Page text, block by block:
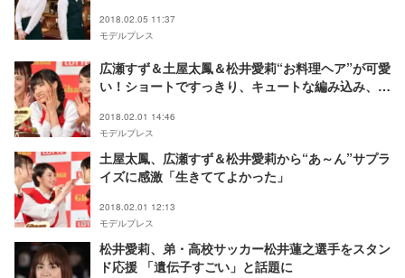
2018.02.05 11:37
モデルプレス
広瀬すず＆土屋太鳳＆松井愛莉“お料理ヘア”が可愛
い！ショートですっきり、キュートな編み込み、オ
2018.02.01 14:46
モデルプレス
土屋太鳳、広瀬すず＆松井愛莉から“あ～ん”サプラ
イズに感激「生きててよかった」
2018.02.01 12:13
モデルプレス
松井愛莉、弟・高校サッカー松井蓮之選手をスタン
ド応援 「遺伝子すごい」と話題に